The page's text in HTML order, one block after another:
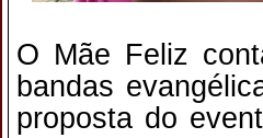
O Mãe Feliz
bandas
proposta do